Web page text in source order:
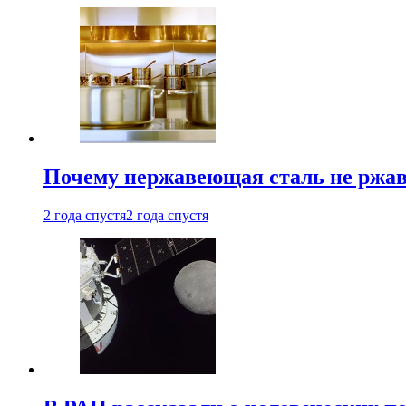
Почему нержавеющая сталь не
2 года спустя2 года спустя